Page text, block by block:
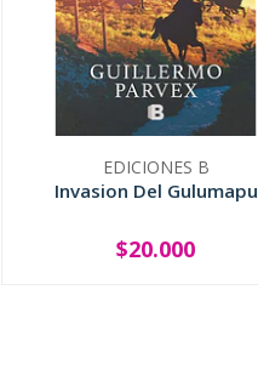
EDICIONES B
Invasion Del Gulumapu
+
$20.000